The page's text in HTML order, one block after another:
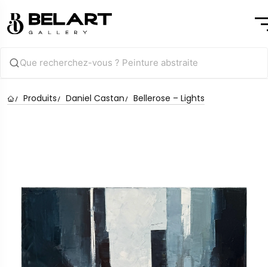
Produits Daniel Castan Bellerose – Lights